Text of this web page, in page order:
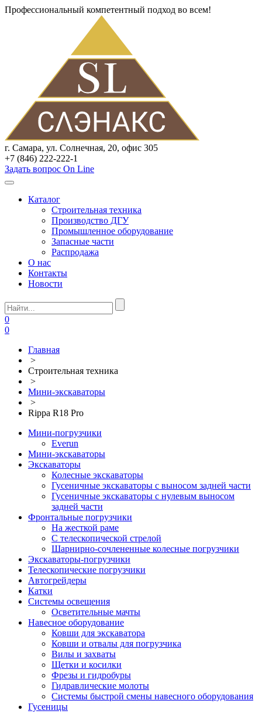
Профессиональный компетентный подход во всем!
г. Самара, ул. Солнечная, 20, офис 305
+7 (846) 222-222-1
Задать вопрос On Line
Каталог
Строительная техника
Производство ДГУ
Промышленное оборудование
Запасные части
Распродажа
О нас
Контакты
Новости
0
0
Главная
>
Строительная техника
>
Мини-экскаваторы
>
Rippa R18 Pro
Мини-погрузчики
Everun
Мини-экскаваторы
Экскаваторы
Колесные экскаваторы
Гусеничные экскаваторы с выносом задней части
Гусеничные экскаваторы с нулевым выносом
задней части
Фронтальные погрузчики
На жесткой раме
С телескопической стрелой
Шарнирно-сочлененные колесные погрузчики
Экскаваторы-погрузчики
Телескопические погрузчики
Автогрейдеры
Катки
Системы освещения
Осветительные мачты
Навесное оборудование
Ковши для экскаватора
Ковши и отвалы для погрузчика
Вилы и захваты
Щетки и косилки
Фрезы и гидробуры
Гидравлические молоты
Системы быстрой смены навесного оборудования
Гусеницы